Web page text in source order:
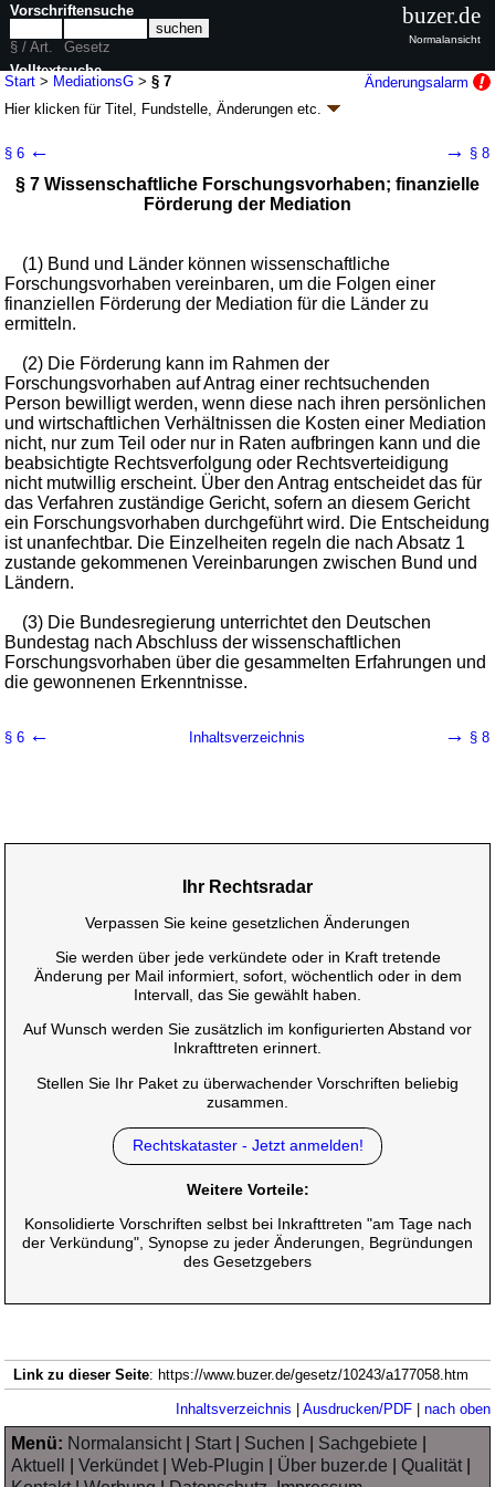
Start > MediationsG >§ 7
Änderungsalarm
Hier klicken fürTitel, Fundstelle, Änderungen etc.
Artikel 135V. v. 31.08.2015BGBl. I S. 1474
Geltung ab 26.07.2012; FNA: 302-7 Entlastung der Gerichte, Rechtspfleger
§ 6 ← → § 8
§ 7 Wissenschaftliche Forschungsvorhaben; finanzielle
Förderung der Mediation
(1) Bund und Länder können wissenschaftliche
Forschungsvorhaben vereinbaren, um die Folgen einer
finanziellen Förderung der Mediation für die Länder zu
ermitteln.
(2) Die Förderung kann im Rahmen der
Forschungsvorhaben auf Antrag einer rechtsuchenden
Person bewilligt werden, wenn diese nach ihren persönlichen
und wirtschaftlichen Verhältnissen die Kosten einer Mediation
nicht, nur zum Teil oder nur in Raten aufbringen kann und die
beabsichtigte Rechtsverfolgung oder Rechtsverteidigung
nicht mutwillig erscheint. Über den Antrag entscheidet das für
das Verfahren zuständige Gericht, sofern an diesem Gericht
ein Forschungsvorhaben durchgeführt wird. Die Entscheidung
ist unanfechtbar. Die Einzelheiten regeln die nach Absatz 1
zustande gekommenen Vereinbarungen zwischen Bund und
Ländern.
(3) Die Bundesregierung unterrichtet den Deutschen
Bundestag nach Abschluss der wissenschaftlichen
Forschungsvorhaben über die gesammelten Erfahrungen und
die gewonnenen Erkenntnisse.
§ 6 ← Inhaltsverzeichnis → § 8
Vorschriftensuche
§ / Art.
Gesetz
Volltextsuche
nur in MediationsG
buzer.de
Normalansicht
Ihr Rechtsradar
Verpassen Sie keine gesetzlichen Änderungen
Sie werden über jede verkündete oder in Kraft tretende
Änderung per Mail informiert, sofort, wöchentlich oder in dem
Intervall, das Sie gewählt haben.
Auf Wunsch werden Sie zusätzlich im konfigurierten Abstand vor
Inkrafttreten erinnert.
Stellen Sie Ihr Paket zu überwachender Vorschriften beliebig
zusammen.
Rechtskataster - Jetzt anmelden!
Weitere Vorteile:
Konsolidierte Vorschriften selbst bei Inkrafttreten "am Tage nach
der Verkündung", Synopse zu jeder Änderungen, Begründungen
des Gesetzgebers
Link zu dieser Seite: https://www.buzer.de/gesetz/10243/a177058.htm
Inhaltsverzeichnis Ausdrucken/PDF| nach oben
Menü: Normalansicht| Start| Suchen Sachgebiete
Aktuell
|Verkündet|Web-Plugin Über buzer.de |Qualität|